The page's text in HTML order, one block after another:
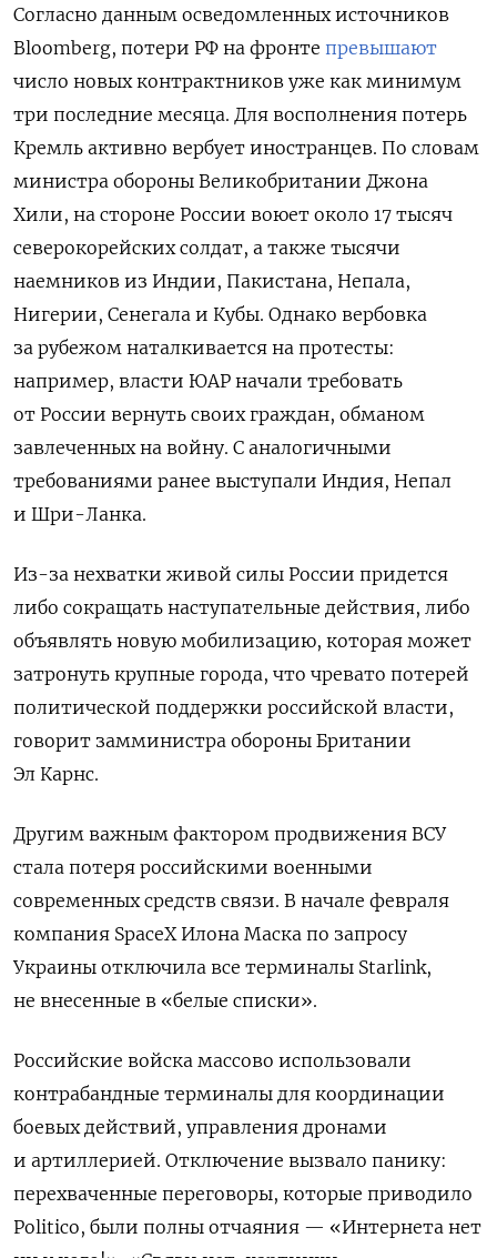
Согласно данным осведомленных источников
Bloomberg, потери РФ на фронте превышают
число новых контрактников уже как минимум
три последние месяца. Для восполнения потерь
Кремль активно вербует иностранцев. По словам
министра обороны Великобритании Джона
Хили, на стороне России воюет около 17 тысяч
северокорейских солдат, а также тысячи
наемников из Индии, Пакистана, Непала,
Нигерии, Сенегала и Кубы. Однако вербовка
за рубежом наталкивается на протесты:
например, власти ЮАР начали требовать
от России вернуть своих граждан, обманом
завлеченных на войну. С аналогичными
требованиями ранее выступали Индия, Непал
и Шри-Ланка.
Из-за нехватки живой силы России придется
либо сокращать наступательные действия, либо
объявлять новую мобилизацию, которая может
затронуть крупные города, что чревато потерей
политической поддержки российской власти,
говорит замминистра обороны Британии
Эл Карнс.
Другим важным фактором продвижения ВСУ
стала потеря российскими военными
современных средств связи. В начале февраля
компания SpaceX Илона Маска по запросу
Украины отключила все терминалы Starlink,
не внесенные в «белые списки».
Российские войска массово использовали
контрабандные терминалы для координации
боевых действий, управления дронами
и артиллерией. Отключение вызвало панику:
перехваченные переговоры, которые приводило
Politico, были полны отчаяния — «Интернета нет